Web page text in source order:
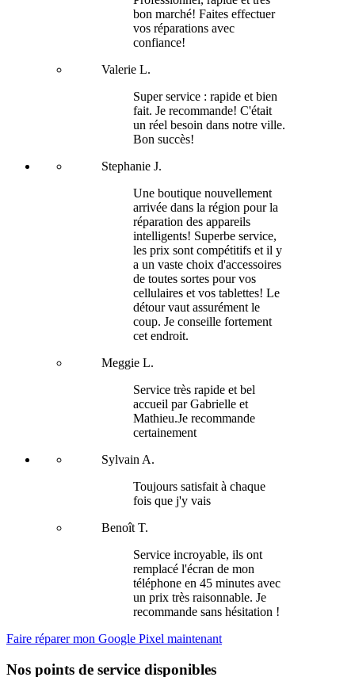
bon marché! Faites effectuer
vos réparations avec
confiance!
Valerie L.
Super service : rapide et bien
fait. Je recommande! C'était
un réel besoin dans notre ville.
Bon succès!
Stephanie J.
Une boutique nouvellement
arrivée dans la région pour la
réparation des appareils
intelligents! Superbe service,
les prix sont compétitifs et il y
a un vaste choix d'accessoires
de toutes sortes pour vos
cellulaires et vos tablettes! Le
détour vaut assurément le
coup. Je conseille fortement
cet endroit.
Meggie L.
Service très rapide et bel
accueil par Gabrielle et
Mathieu.Je recommande
certainement
Sylvain A.
Toujours satisfait à chaque
fois que j'y vais
Benoît T.
Service incroyable, ils ont
remplacé l'écran de mon
téléphone en 45 minutes avec
un prix très raisonnable. Je
recommande sans hésitation !
Faire réparer mon Google Pixel maintenant
Nos points de service disponibles